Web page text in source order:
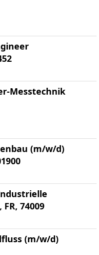
Messtechnik
(m/w/d)
74009
(m/w/d)